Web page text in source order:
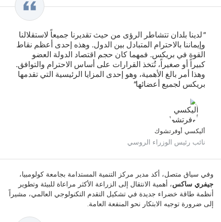
"لدينا بلدان تتشاطر الرؤى من حيث تقديرنا جميعاً لاستقلالنا
وإيماننا بالاحترام المتبادل بين الدول. وهذه إحدى أعظم نقاط
القوة في بريكس. فمهما كان حجم اقتصاد الدولة العضو
كبيراً أو صغيراً، تُتخذ القرارات على أساس الاحترام والتوافق.
وهذا أمر بالغ الأهمية، وهو إحدى المزايا الرئيسية التي تقدمها
بريكس لجميع أعضائها"
أليكسي أوفرتشوك
نائب رئيس الوزراء الروسي
وفي سياق متصل، أكد مدير مركز التنمية المستدامة بجامعة كولومبيا،
جيفري ساكس، أهمية الانتقال إلى الزراعة الأكثر مراعاة للبيئة وتطوير
أنظمة طاقة خضراء جديدة في تشكيل التقدم التكنولوجي العالمي، مشيراً
إلى ضرورة توجيه الابتكار نحو المنفعة العامة.